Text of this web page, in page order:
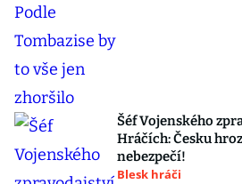
Šéf Vojenského
Hráčích: Česku
nebezpečí!
Blesk hráči